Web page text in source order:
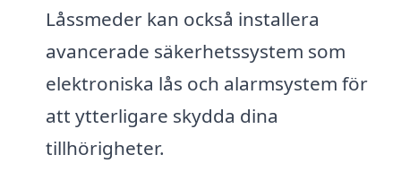
Låssmeder kan också installera
avancerade säkerhetssystem som
elektroniska lås och alarmsystem för
att ytterligare skydda dina
tillhörigheter.